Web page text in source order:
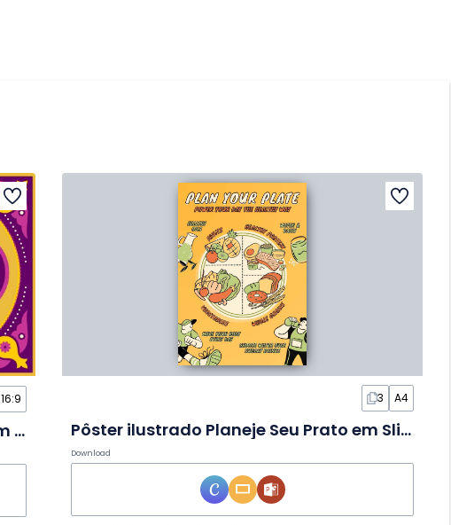
16:9
Feliz Dia das Mães Indiano Ilustrado em Slides
3 A4
Pôster ilustrado Planeje Seu Prato em Slides
Download